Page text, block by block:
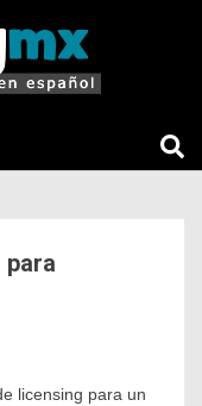
licensing para un